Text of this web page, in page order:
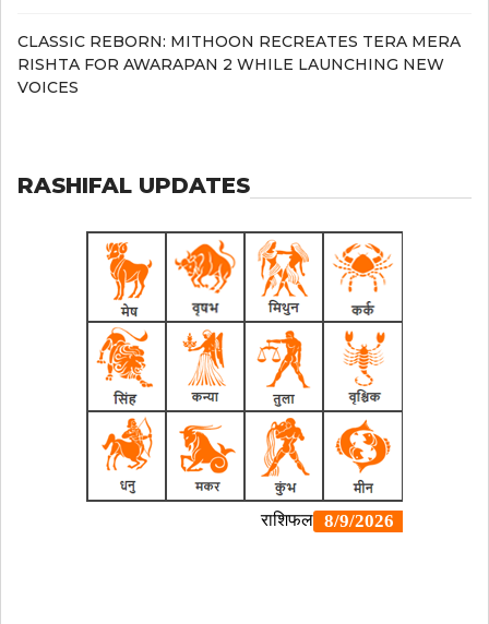
CLASSIC REBORN: MITHOON RECREATES TERA MERA
RISHTA FOR AWARAPAN 2 WHILE LAUNCHING NEW
VOICES
RASHIFAL UPDATES